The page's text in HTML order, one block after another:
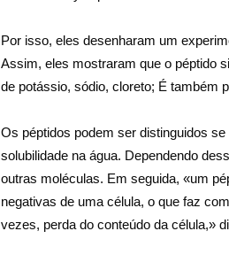
Por isso, eles desenharam um
Assim, eles mostraram que o péptido
de potássio, sódio, cloreto; É também
Os péptidos podem ser distinguidos
solubilidade na água. Dependendo
outras moléculas. Em seguida, «um
negativas de uma célula, o que faz
vezes, perda do conteúdo da célula,»